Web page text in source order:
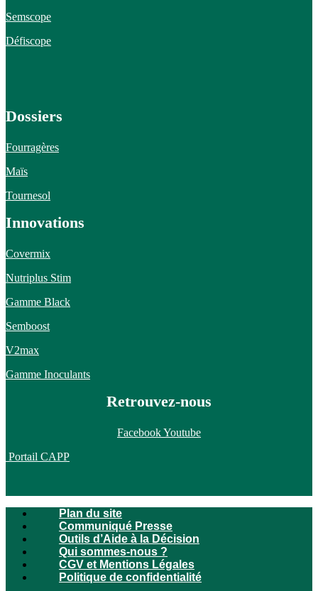
Semscope
Défiscope
Dossiers
Fourragères
Maïs
Tournesol
Innovations
Covermix
Nutriplus Stim
Gamme Black
Semboost
V2max
Gamme Inoculants
Retrouvez-nous
FacebookYoutube
Portail CAPP
Plan du site
Communiqué Presse
Outils d’Aide à la Décision
Qui sommes-nous ?
CGV et Mentions Légales
Politique de confidentialité